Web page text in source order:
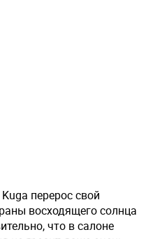
перерос свой
восходящего солнца
что в салоне